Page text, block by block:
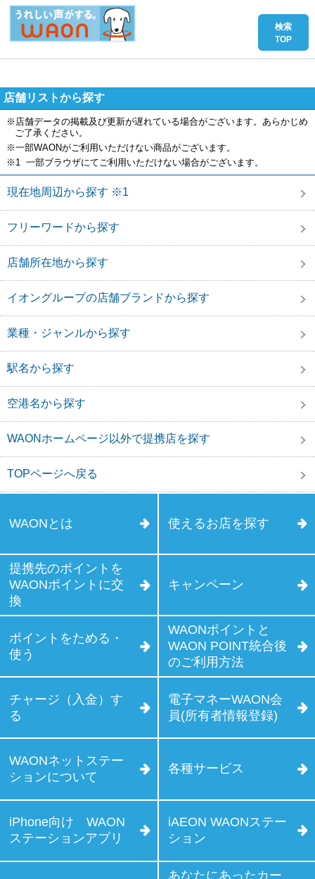
店舗リストから探す
※店舗データの掲載及び更新が遅れている場合がございます。あらかじめ
ご了承ください。
※一部WAONがご利用いただけない商品がございます。
※1 一部ブラウザにてご利用いただけない場合がございます。
現在地周辺から探す ※1
フリーワードから探す
店舗所在地から探す
イオングループの店舗ブランドから探す
業種・ジャンルから探す
駅名から探す
空港名から探す
WAONホームページ以外で提携店を探す
TOPページへ戻る